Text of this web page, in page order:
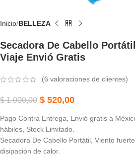
Inicio BELLEZA
Secadora De Cabello
Viaje Envió Gratis
(6 valoraciones de clientes)
$1.000,00 $ 520,00
Pago Contra Entrega, Envió gratis a
hábiles, Stock Limitado.
Secadora De Cabello Portátil, Viento
disipación de calor.